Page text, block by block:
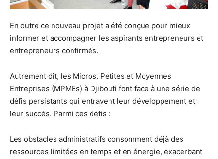
En outre ce nouveau projet a été conçue pour mieux
informer et accompagner les aspirants entrepreneurs et
entrepreneurs confirmés.
Autrement dit, les Micros, Petites et Moyennes
Entreprises (MPMEs) à Djibouti font face à une série de
défis persistants qui entravent leur développement et
leur succès. Parmi ces défis :
Les obstacles administratifs consomment déjà des
ressources limitées en temps et en énergie, exacerbant